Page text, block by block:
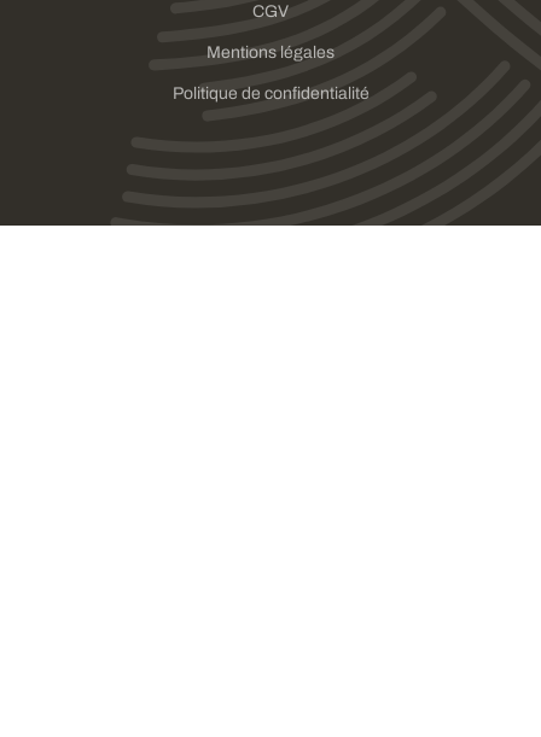
CGV
Mentions légales
Politique de confidentialité